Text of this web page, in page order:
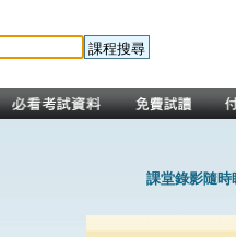
課堂錄影隨時